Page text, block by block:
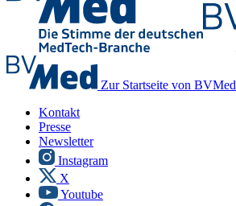
Zur Startseite von BVMed
Kontakt
Presse
Newsletter
Instagram
X
Youtube